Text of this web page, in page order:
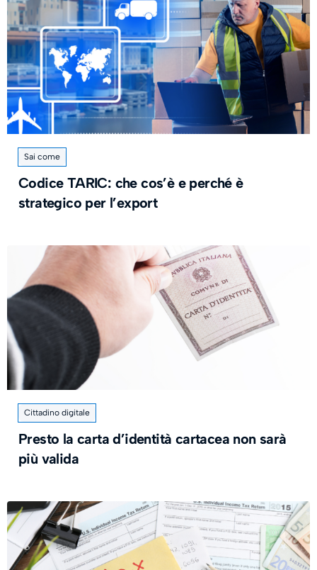
Sai come
Codice TARIC: che cos’è e perché è
strategico per l’export
Cittadino digitale
Presto la carta d’identità cartacea non sarà
più valida